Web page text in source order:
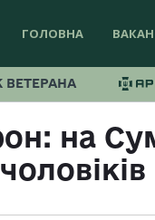
ГОЛОВНА
ВЕТЕРАНА
на